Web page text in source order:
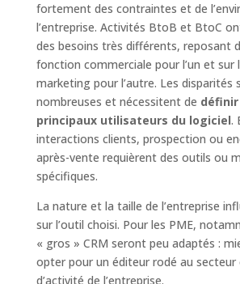
fortement des contraintes et de
l’entreprise. Activités BtoB et BtoC
des besoins très différents, reposant
fonction commerciale pour l’un et sur
marketing pour l’autre. Les disparités
nombreuses et nécessitent de
principaux utilisateurs du logiciel.
interactions clients, prospection ou
après-vente requièrent des outils ou
spécifiques.
La nature et la taille de l’entreprise
sur l’outil choisi. Pour les PME,
« gros » CRM seront peu adaptés :
opter pour un éditeur rodé au secteur
d’activité de l’entreprise.